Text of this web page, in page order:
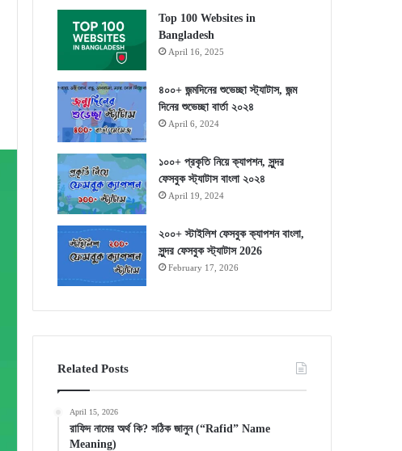
Top 100 Websites in
Bangladesh
April 16, 2025
৪০০+ জন্মদিনের শুভেচ্ছা স্ট্যাটাস, জন্ম
দিনের শুভেচ্ছা বার্তা ২০২৪
April 6, 2024
১০০+ প্রকৃতি নিয়ে ক্যাপশন, সুন্দর
ফেসবুক স্ট্যাটাস বাংলা ২০২৪
April 19, 2024
২০০+ স্টাইলিশ ফেসবুক ক্যাপশন বাংলা,
সুন্দর ফেসবুক স্ট্যাটাস 2026
February 17, 2026
Related Posts
April 15, 2026
রাফিদ নামের অর্থ কি? সঠিক জানুন (“Rafid” Name
Meaning)